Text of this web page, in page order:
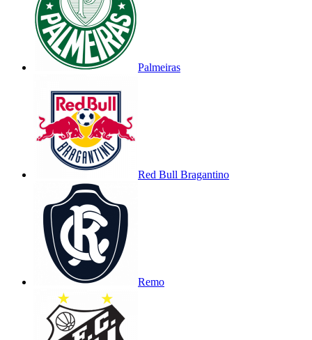
Palmeiras
Red Bull Bragantino
Remo